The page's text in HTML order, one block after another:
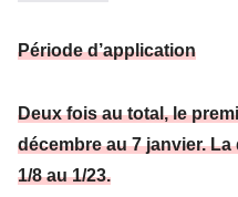
Période d’application
Deux fois au total, le
décembre au 7 janvier.
1/8 au 1/23.